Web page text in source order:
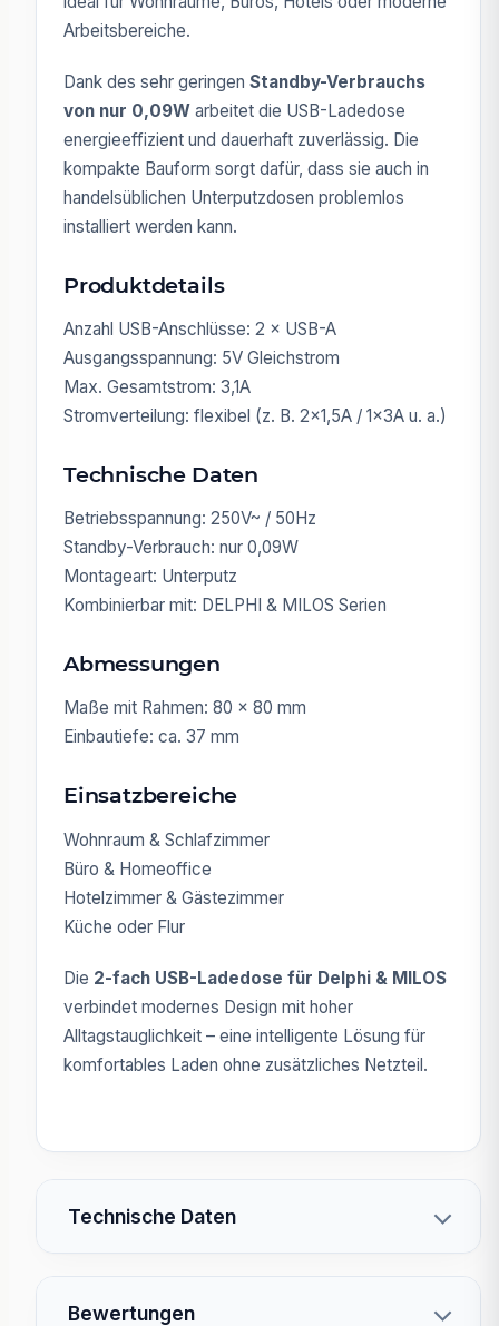
Arbeitsbereiche.
Dank des sehr geringen Standby-Verbrauchs
von nur 0,09W arbeitet die USB-Ladedose
energieeffizient und dauerhaft zuverlässig. Die
kompakte Bauform sorgt dafür, dass sie auch in
handelsüblichen Unterputzdosen problemlos
installiert werden kann.
Produktdetails
Anzahl USB-Anschlüsse: 2 × USB-A
Ausgangsspannung: 5V Gleichstrom
Max. Gesamtstrom: 3,1A
Stromverteilung: flexibel (z. B. 2×1,5A / 1×3A u. a.)
Technische Daten
Betriebsspannung: 250V~ / 50Hz
Standby-Verbrauch: nur 0,09W
Montageart: Unterputz
Kombinierbar mit: DELPHI & MILOS Serien
Abmessungen
Maße mit Rahmen: 80 × 80 mm
Einbautiefe: ca. 37 mm
Einsatzbereiche
Wohnraum & Schlafzimmer
Büro & Homeoffice
Hotelzimmer & Gästezimmer
Küche oder Flur
Die 2-fach USB-Ladedose für Delphi & MILOS
verbindet modernes Design mit hoher
Alltagstauglichkeit – eine intelligente Lösung für
komfortables Laden ohne zusätzliches Netzteil.
Technische Daten
Bewertungen